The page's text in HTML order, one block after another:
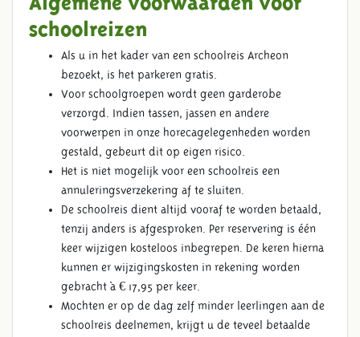
schoolreizen
Als u in het kader van een schoolreis Archeon
bezoekt, is het parkeren gratis.
Voor schoolgroepen wordt geen garderobe
verzorgd. Indien tassen, jassen en andere
voorwerpen in onze horecagelegenheden worden
gestald, gebeurt dit op eigen risico.
Het is niet mogelijk voor een schoolreis een
annuleringsverzekering af te sluiten.
De schoolreis dient altijd vooraf te worden betaald,
tenzij anders is afgesproken. Per reservering is één
keer wijzigen kosteloos inbegrepen. De keren hierna
kunnen er wijzigingskosten in rekening worden
gebracht à € 17,95 per keer.
Mochten er op de dag zelf minder leerlingen aan de
schoolreis deelnemen, krijgt u de teveel betaalde